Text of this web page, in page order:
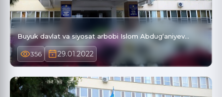
Buyuk davlat va siyosat arbobi Islom Abdug‘aniyev…
356 29.01.2022